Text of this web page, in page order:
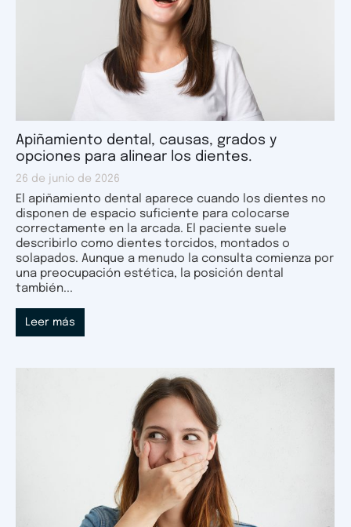
Apiñamiento dental, causas, grados y
opciones para alinear los dientes.
26 de junio de 2026
El apiñamiento dental aparece cuando los dientes no
disponen de espacio suficiente para colocarse
correctamente en la arcada. El paciente suele
describirlo como dientes torcidos, montados o
solapados. Aunque a menudo la consulta comienza por
una preocupación estética, la posición dental
también...
Leer más